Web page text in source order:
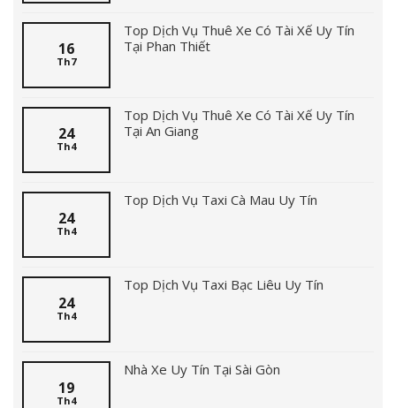
16
Th7
Top Dịch Vụ Thuê Xe Có Tài Xế Uy Tín
Tại Phan Thiết
24
Th4
Top Dịch Vụ Thuê Xe Có Tài Xế Uy Tín
Tại An Giang
24
Th4
Top Dịch Vụ Taxi Cà Mau Uy Tín
24
Th4
Top Dịch Vụ Taxi Bạc Liêu Uy Tín
19
Th4
Nhà Xe Uy Tín Tại Sài Gòn